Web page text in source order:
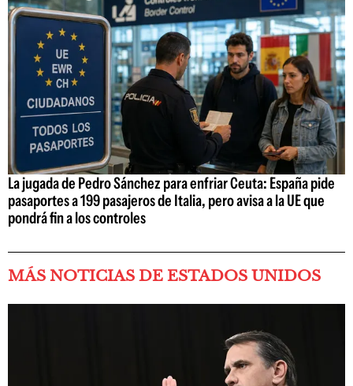
La jugada de Pedro Sánchez para enfriar Ceuta: España pide
pasaportes a 199 pasajeros de Italia, pero avisa a la UE que
pondrá fin a los controles
MÁS NOTICIAS DE ESTADOS UNIDOS